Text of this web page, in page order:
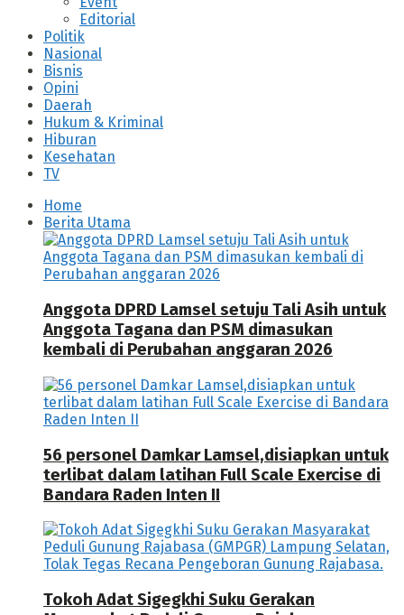
Editorial
Politik
Nasional
Bisnis
Opini
Daerah
Hukum & Kriminal
Hiburan
Kesehatan
TV
Home
Berita Utama
Anggota DPRD Lamsel setuju Tali Asih untuk
Anggota Tagana dan PSM dimasukan
kembali di Perubahan anggaran 2026
56 personel Damkar Lamsel,disiapkan untuk
terlibat dalam latihan Full Scale Exercise di
Bandara Raden Inten II
Tokoh Adat Sigegkhi Suku Gerakan